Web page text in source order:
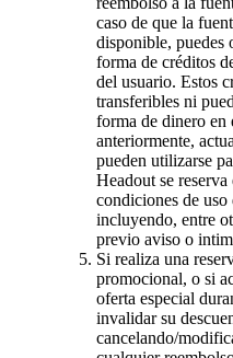
caso de que la
disponible, puedes
forma de créditos
del usuario. Estos
transferibles ni
forma de dinero en
anteriormente,
pueden utilizarse
Headout se
condiciones de
incluyendo, entre
previo aviso o
Si realiza una
promocional, o si
oferta especial
invalidar su
cancelando/